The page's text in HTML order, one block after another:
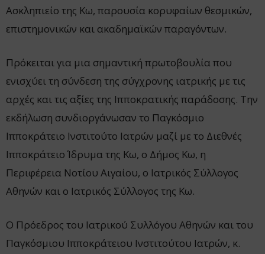
Ασκληπιείο της Κω, παρουσία κορυφαίων θεσμικών,
επιστημονικών και ακαδημαϊκών παραγόντων.
Πρόκειται για μια σημαντική πρωτοβουλία που
ενισχύει τη σύνδεση της σύγχρονης ιατρικής με τις
αρχές και τις αξίες της Ιπποκρατικής παράδοσης. Την
εκδήλωση συνδιοργάνωσαν το Παγκόσμιο
Ιπποκράτειο Ινστιτούτο Ιατρών μαζί με το Διεθνές
Ιπποκράτειο Ίδρυμα της Κω, ο Δήμος Κω, η
Περιφέρεια Νοτίου Αιγαίου, ο Ιατρικός Σύλλογος
Αθηνών και ο Ιατρικός Σύλλογος της Κω.
Ο Πρόεδρος του Ιατρικού Συλλόγου Αθηνών και του
Παγκόσμιου Ιπποκράτειου Ινστιτούτου Ιατρών, κ.